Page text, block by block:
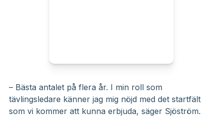
– Bästa antalet på flera år. I min roll som
tävlingsledare känner jag mig nöjd med det startfält
som vi kommer att kunna erbjuda, säger Sjöström.